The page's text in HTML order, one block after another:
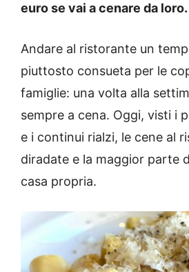
euro se vai a cenare da loro.
Andare al ristorante un
piuttosto consueta per le
famiglie: una volta alla
sempre a cena. Oggi, visti i
e i continui rialzi, le cene al
diradate e la maggior parte
casa propria.